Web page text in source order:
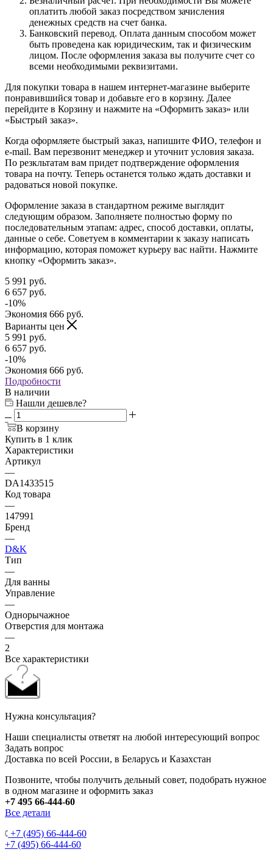
оплатить любой заказ посредством зачисления
денежных средств на счет банка.
Банковский перевод. Оплата данным способом может
быть проведена как юридическим, так и физическим
лицом. После оформления заказа вы получите счет со
всеми необходимыми реквизитами.
Для покупки товара в нашем интернет-магазине выберите
понравившийся товар и добавьте его в корзину. Далее
перейдите в Корзину и нажмите на «Оформить заказ» или
«Быстрый заказ».
Когда оформляете быстрый заказ, напишите ФИО, телефон и
e-mail. Вам перезвонит менеджер и уточнит условия заказа.
По резкльтатам вам придет подтверждение оформления
товара на почту. Теперь останется только ждать доставки и
радоваться новой покупке.
Оформление заказа в стандартном режиме выглядит
следующим образом. Заполняете полностью форму по
последовательным этапам: адрес, способ доставки, оплаты,
данные о себе. Советуем в комментарии к заказу написать
информацию, которая поможет курьеру вас найти. Нажмите
кнопку «Оформить заказ».
5 991 руб.
6 657 руб.
-10%
Экономия 666 руб.
Варианты цен
5 991 руб.
6 657 руб.
-10%
Экономия 666 руб.
Подробности
В наличии
Нашли дешевле?
В корзину
Купить в 1 клик
Характеристики
Артикул
—
DA1433515
Код товара
—
147991
Бренд
—
D&K
Тип
—
Для ванны
Управление
—
Однорычажное
Отверстия для монтажа
—
2
Все характеристики
Нужна консультация?
Наши специалисты ответят на любой интересующий вопрос
Задать вопрос
Доставка по всей России, в Беларусь и Казахстан
Позвоните, чтобы получить дельный совет, подобрать нужное
в одном магазине и оформить заказ
+7 495 66-444-60
Все детали
+7 (495) 66-444-60
+7 (495) 66-444-60